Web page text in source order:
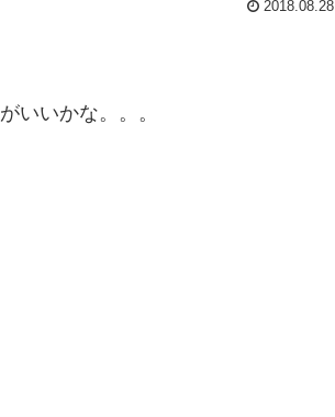
2018.08.28
いいかな。。。